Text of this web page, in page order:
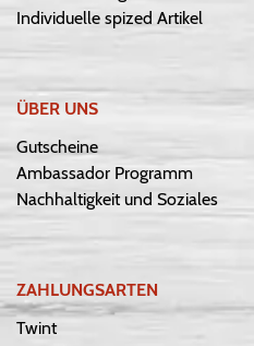
Individuelle spized Artikel
ÜBER UNS
Gutscheine
Ambassador Programm
Nachhaltigkeit und Soziales
ZAHLUNGSARTEN
Twint